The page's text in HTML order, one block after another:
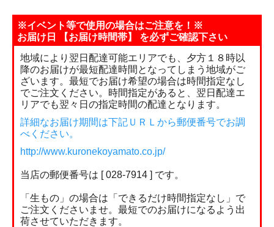
※イベント等で使用の場合はご注意を！※
お届け日 【お届け時間帯】 を必ずご確認下さい
地域により翌日配達可能エリアでも、夕方１８時以
降のお届けが最短配達時間となってしまう地域がご
ざいます。最短でお届け希望の場合は時間指定なし
でご注文ください。時間指定があると、翌日配達エ
リアでも翌々日の指定時間の配達となります。
詳細なお届け期間は下記ＵＲＬから郵便番号でお調
べください。
http://www.kuronekoyamato.co.jp/
当店の郵便番号は [ 028-7914 ] です。
「生もの」の場合は「できるだけ時間指定なし」で
ご注文くださいませ。最短でのお届けになるよう出
荷させていただきます。